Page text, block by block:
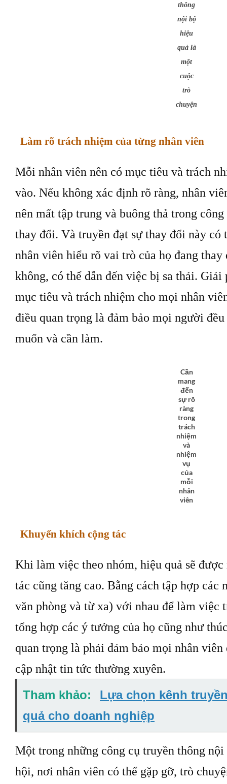
thông
nội bộ
hiệu
quả là
một
cuộc
trò
chuyện
Làm rõ trách nhiệm của từng nhân viên
Mỗi nhân viên nên có mục tiêu và trách
vào. Nếu không xác định rõ ràng, nhân
nên mất tập trung và buông thả trong
thay đổi. Và truyền đạt sự thay đổi này
nhân viên hiểu rõ vai trò của họ đang thay
không, có thể dẫn đến việc bị sa thải.
mục tiêu và trách nhiệm cho mọi nhân
điều quan trọng là đảm bảo mọi người
muốn và cần làm.
Cần
mang
đến
sự rõ
ràng
trong
trách
nhiệm
và
nhiệm
vụ
của
mỗi
nhân
viên
Khuyến khích cộng tác
Khi làm việc theo nhóm, hiệu quả sẽ
tác cũng tăng cao. Bằng cách tập hợp các
văn phòng và từ xa) với nhau để làm việc
tổng hợp các ý tưởng của họ cũng như
quan trọng là phải đảm bảo mọi nhân
cập nhật tin tức thường xuyên.
Tham khảo:
Lựa chọn kênh
quả cho doanh nghiệp
Một trong những công cụ truyền thông
hội, nơi nhân viên có thể gặp gỡ, trò